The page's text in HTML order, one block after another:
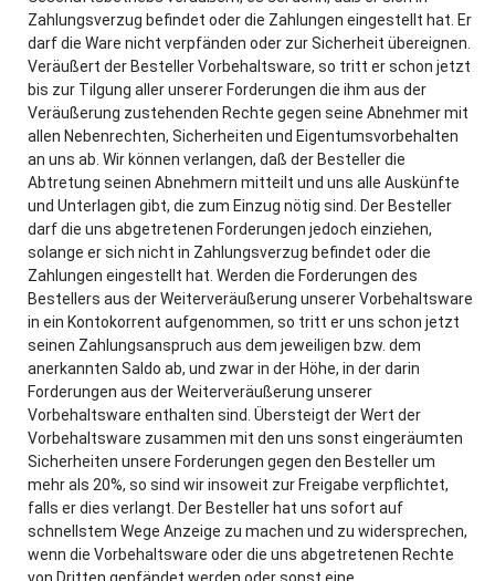
Zahlungsverzug befindet oder die Zahlungen eingestellt hat. Er
darf die Ware nicht verpfänden oder zur Sicherheit übereignen.
Veräußert der Besteller Vorbehaltsware, so tritt er schon jetzt
bis zur Tilgung aller unserer Forderungen die ihm aus der
Veräußerung zustehenden Rechte gegen seine Abnehmer mit
allen Nebenrechten, Sicherheiten und Eigentumsvorbehalten
an uns ab. Wir können verlangen, daß der Besteller die
Abtretung seinen Abnehmern mitteilt und uns alle Auskünfte
und Unterlagen gibt, die zum Einzug nötig sind. Der Besteller
darf die uns abgetretenen Forderungen jedoch einziehen,
solange er sich nicht in Zahlungsverzug befindet oder die
Zahlungen eingestellt hat. Werden die Forderungen des
Bestellers aus der Weiterveräußerung unserer Vorbehaltsware
in ein Kontokorrent aufgenommen, so tritt er uns schon jetzt
seinen Zahlungsanspruch aus dem jeweiligen bzw. dem
anerkannten Saldo ab, und zwar in der Höhe, in der darin
Forderungen aus der Weiterveräußerung unserer
Vorbehaltsware enthalten sind. Übersteigt der Wert der
Vorbehaltsware zusammen mit den uns sonst eingeräumten
Sicherheiten unsere Forderungen gegen den Besteller um
mehr als 20%, so sind wir insoweit zur Freigabe verpflichtet,
falls er dies verlangt. Der Besteller hat uns sofort auf
schnellstem Wege Anzeige zu machen und zu widersprechen,
wenn die Vorbehaltsware oder die uns abgetretenen Rechte